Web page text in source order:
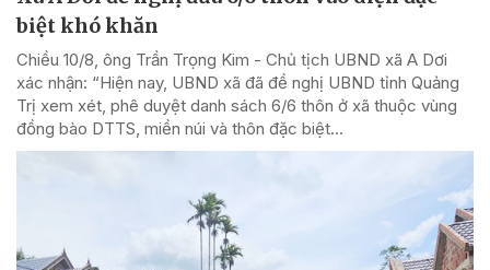
biệt khó khăn
Chiều 10/8, ông Trần Trọng Kim - Chủ tịch UBND xã A Dơi
xác nhận: “Hiện nay, UBND xã đã đề nghị UBND tỉnh Quảng
Trị xem xét, phê duyệt danh sách 6/6 thôn ở xã thuộc vùng
đồng bào DTTS, miền núi và thôn đặc biệt...